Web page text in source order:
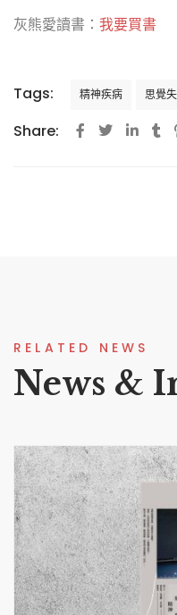
灰熊愛讀書： 我要買書
Tags: 精神疾病 思覺
Share:
RELATED NEWS
News &